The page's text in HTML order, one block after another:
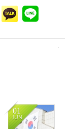
01
JUN